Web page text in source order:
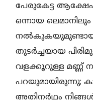
പേരുകേട്ട
ഒന്നായ
നൽകുകയുമുണ്ടായി.
തുടർച്ചയായ
വളക്കൂറുള്ള മണ്ണ്
പറയുമായിരുന്നു;
അതിനർഥം